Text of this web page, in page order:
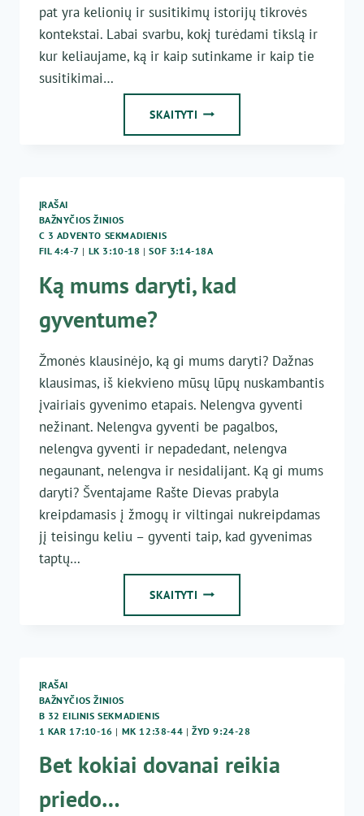
pat yra kelionių ir susitikimų istorijų tikrovės
kontekstai. Labai svarbu, kokį turėdami tikslą ir
kur keliaujame, ką ir kaip sutinkame ir kaip tie
susitikimai…
SKAITYTI DIEVAS
ĮRAŠAI
BAŽNYČIOS ŽINIOS
C 3 ADVENTO SEKMADIENIS
FIL 4:4-7 | LK 3:10-18 |SOF 3:14-18A
Ką mums daryti, kad
gyventume?
Žmonės klausinėjo, ką gi mums daryti? Dažnas
klausimas, iš kiekvieno mūsų lūpų nuskambantis
įvairiais gyvenimo etapais. Nelengva gyventi
nežinant. Nelengva gyventi be pagalbos,
nelengva gyventi ir nepadedant, nelengva
negaunant, nelengva ir nesidalijant. Ką gi mums
daryti? Šventajame Rašte Dievas prabyla
kreipdamasis į žmogų ir viltingai nukreipdamas
jį teisingu keliu – gyventi taip, kad gyvenimas
taptų…
SKAITYTI KĄ
ĮRAŠAI
BAŽNYČIOS ŽINIOS
B 32 EILINIS SEKMADIENIS
1 KAR 17:10-16 | MK 12:38-44 | ŽYD 9:24-28
Bet kokiai dovanai reikia
priedo…